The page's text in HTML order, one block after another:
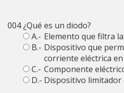
004¿Qué es un diodo?
A.- Elemento que filtra
B.- Dispositivo que
corriente eléctrica
C.- Componente
D.- Dispositivo limitador